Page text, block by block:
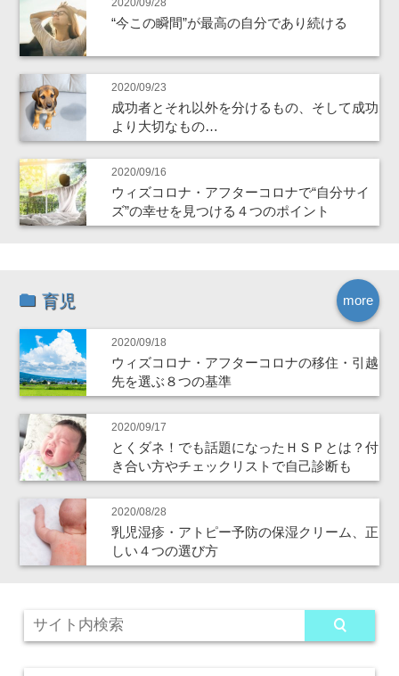
“今この瞬間”が最高の自分であり続ける
2020/09/23
成功者とそれ以外を分けるもの、そして成功
より大切なもの…
2020/09/16
ウィズコロナ・アフターコロナで“自分サイ
ズ”の幸せを見つける４つのポイント
more
育児
2020/09/18
ウィズコロナ・アフターコロナの移住・引越
先を選ぶ８つの基準
2020/09/17
とくダネ！でも話題になったＨＳＰとは？付
き合い方やチェックリストで自己診断も
2020/08/28
乳児湿疹・アトピー予防の保湿クリーム、正
しい４つの選び方